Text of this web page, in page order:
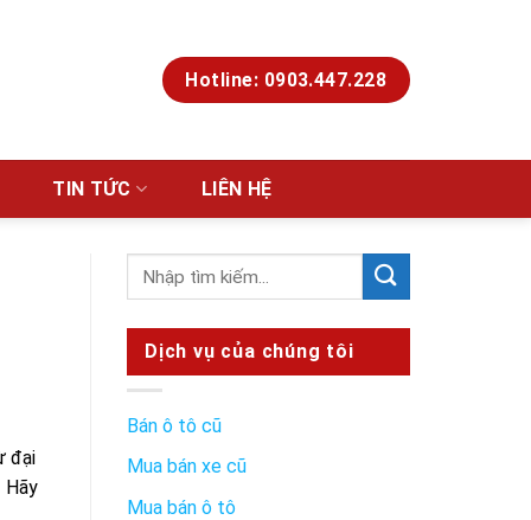
Hotline: 0903.447.228
TIN TỨC LIÊN HỆ
đại
Hãy
Dịch vụ của chúng tôi
Bán ô tô cũ
Mua bán xe cũ
Mua bán ô tô